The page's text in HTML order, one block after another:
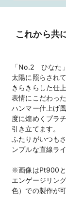
これから共
「No.2 ひなた」
太陽に照らされ
きらきらした仕
表情にこだわっ
ハンマー仕上げ
度に煌めくプラ
引き立てます。
ふたりがいつも
ンプルな直線ラ
※画像はPt900と
エンゲージリン
色）での製作が可